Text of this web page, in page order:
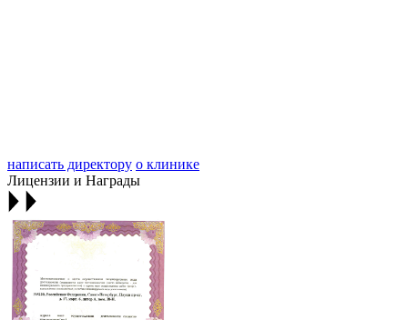
написать директору о клинике
Лицензии и Награды